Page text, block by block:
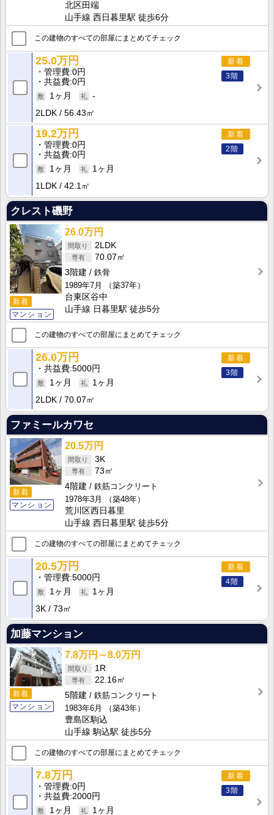
北区田端
山手線 西日暮里駅 徒歩6分
この建物のすべての部屋にまとめてチェック
新着
3階
25.0万円
管理費 0円
共益費 0円
1ヶ月
-
2LDK
56.43㎡
新着
2階
19.2万円
管理費 0円
共益費 0円
1ヶ月
1ヶ月
1LDK
42.1㎡
クレスト磯野
新着
マンション
26.0万円
2LDK
70.07㎡
3階建
鉄骨
1989年7月
（築37年）
台東区谷中
山手線 日暮里駅 徒歩5分
この建物のすべての部屋にまとめてチェック
新着
3階
26.0万円
共益費 5000円
1ヶ月
1ヶ月
2LDK
70.07㎡
ファミールカワセ
新着
マンション
20.5万円
3K
73㎡
4階建
鉄筋コンクリート
1978年3月
（築48年）
荒川区西日暮里
山手線 西日暮里駅 徒歩5分
この建物のすべての部屋にまとめてチェック
新着
4階
20.5万円
管理費 5000円
1ヶ月
1ヶ月
3K
73㎡
加藤マンション
新着
マンション
7.8万円～8.0万円
1R
22.16㎡
5階建
鉄筋コンクリート
1983年6月
（築43年）
豊島区駒込
山手線 駒込駅 徒歩5分
この建物のすべての部屋にまとめてチェック
新着
3階
7.8万円
管理費 0円
共益費 2000円
1ヶ月
1ヶ月